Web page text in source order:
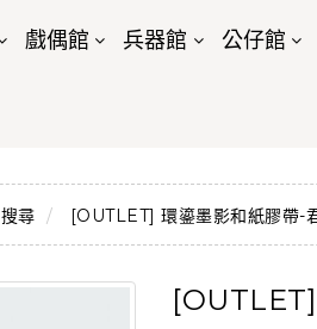
戲偶館 兵器館 公仔館
搜尋 [OUTLET] 環鎏墨影和紙膠帶-